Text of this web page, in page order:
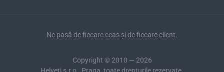
Ne pasă de fiecare ceas și de fiecare client.
Copyright © 2010 — 2026